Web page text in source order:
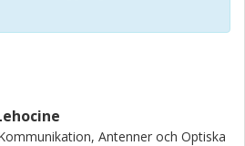
Antenner och Optiska